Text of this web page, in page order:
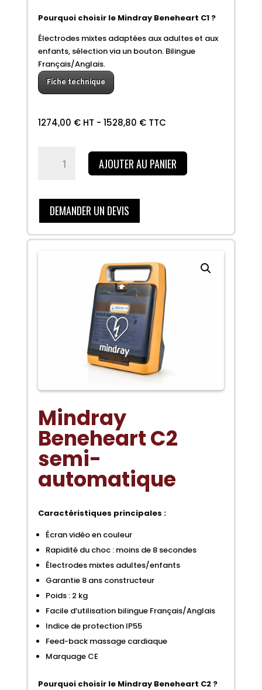
Pourquoi choisir le Mindray Beneheart C1 ?
Électrodes mixtes adaptées aux adultes et aux
enfants, sélection via un bouton. Bilingue
Français/Anglais.
Fiche technique
1274,00 € HT - 1528,80 €TTC
C1
entièrement
NEW
AJOUTER AU PANIER
DEMANDER UN DEVIS
Mindray
Beneheart C2
semi-
automatique
Caractéristiques principales :
Écran vidéo en couleur
Rapidité du choc : moins de 8 secondes
Électrodes mixtes adultes/enfants
Garantie 8 ans constructeur
Poids : 2 kg
Facile d’utilisation bilingue Français/Anglais
Indice de protection IP55
Feed-back massage cardiaque
Marquage CE
Pourquoi choisir le Mindray Beneheart C2 ?